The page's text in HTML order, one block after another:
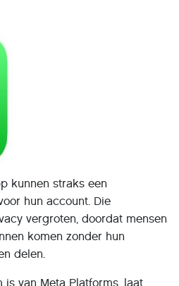
kunnen straks een
hun account. Die
vergroten, doordat mensen
komen zonder hun
delen.
is van Meta Platforms, laat